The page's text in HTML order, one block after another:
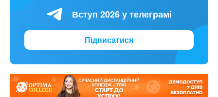
Вступ 2026 у телеграмі
Підписатися